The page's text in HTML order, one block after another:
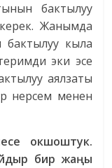
бактылуу
Жанымда
бактылуу кыла
эки эсе
аялзаты
нерсем менен
окшоштук.
бир жаңы